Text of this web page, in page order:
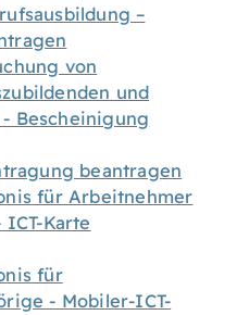
–
von
und
Bescheinigung
beantragen
für Arbeitnehmer
Karte
für
- Mobiler-ICT-